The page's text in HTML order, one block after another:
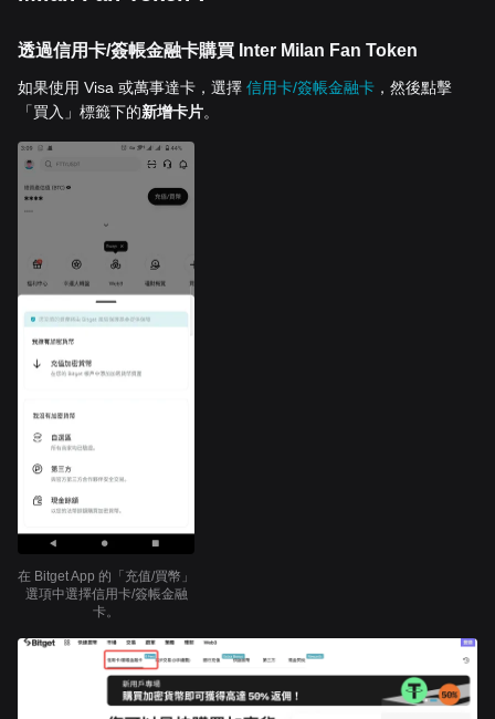
透過信用卡/簽帳金融卡購買 Inter Milan Fan Token
如果使用 Visa 或萬事達卡，選擇 信用卡/簽帳金融卡 ，然後點擊
「買入」標籤下的新增卡片。
在 Bitget App 的「充值/買幣」
選項中選擇信用卡/簽帳金融
卡。